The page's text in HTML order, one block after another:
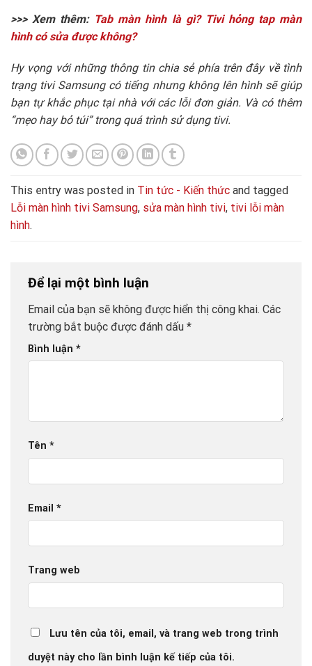
>>> Xem thêm: Tab màn hình là gì? Tivi hỏng tap màn
hình có sửa được không?
Hy vọng với những thông tin chia sẻ phía trên đây về tình
trạng tivi Samsung có tiếng nhưng không lên hình sẽ giúp
bạn tự khắc phục tại nhà với các lỗi đơn giản. Và có thêm
“mẹo hay bỏ túi” trong quá trình sử dụng tivi.
This entry was posted in Tin tức - Kiến thức and tagged
Lỗi màn hình tivi Samsung, sửa màn hình tivi, tivi lỗi màn
hình.
Để lại một bình luận
Email của bạn sẽ không được hiển thị công khai. Các
trường bắt buộc được đánh dấu *
Bình luận *
Tên *
Email *
Trang web
Lưu tên của tôi, email, và trang web trong trình
duyệt này cho lần bình luận kế tiếp của tôi.